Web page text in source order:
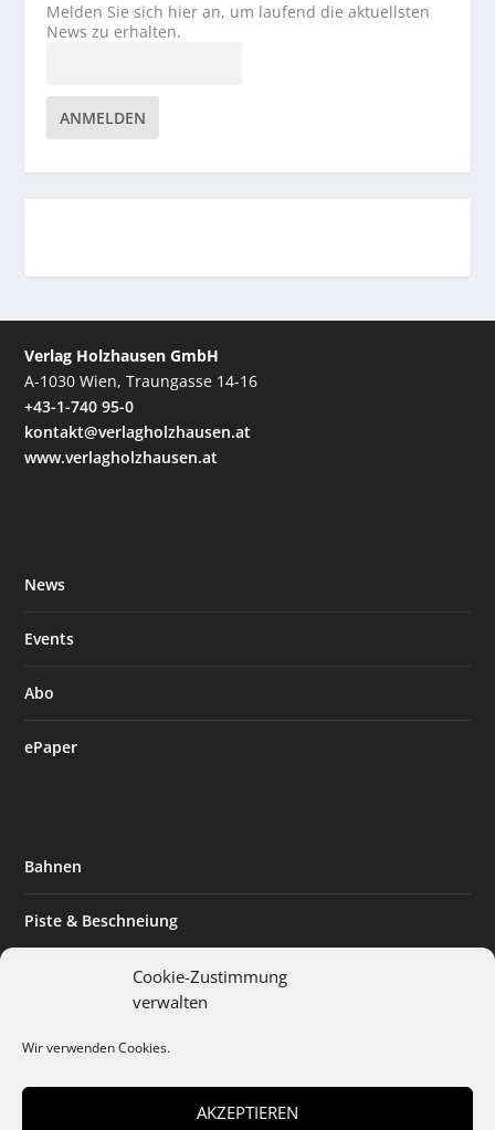
Cookie-Zustimmung
verwalten
Wir verwenden Cookies.
AKZEPTIEREN
Melden Sie sich hier an, um laufend die aktuellsten
News zu erhalten.
ANMELDEN
Verlag Holzhausen GmbH
A-1030 Wien, Traungasse 14-16
+43-1-740 95-0
kontakt@verlagholzhausen.at
www.verlagholzhausen.at
News
Events
Abo
ePaper
Bahnen
Piste & Beschneiung
Expertise & Technik